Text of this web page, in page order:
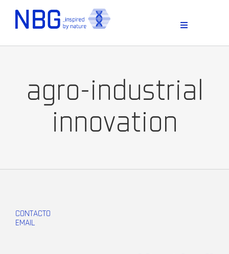
content
Toggle
agro-industrial
innovation
CONTACTO
EMAIL